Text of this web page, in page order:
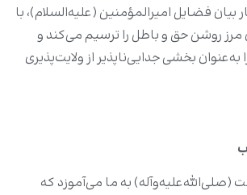
بیان فضایل امیرالمؤمنین (علیه‌السلام)، با
روشن حق و باطل را ترسیم می‌کند و
به‌عنوان بخشی جدایی‌ناپذیر از ولایت‌پذیری
(صلی‌الله‌علیه‌وآله) به ما می‌آموزد که